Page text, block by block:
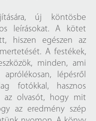
új köntösbe
leírásokat. A kötet
hiszen egészen az
A festékek,
minden, ami
lépésről
fotókkal, hasznos
az olvasót, hogy mit
az eredmény szép